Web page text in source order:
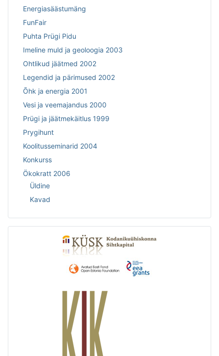
Energiasäästumäng
FunFair
Puhta Prügi Pidu
Imeline muld ja geoloogia 2003
Ohtlikud jäätmed 2002
Legendid ja pärimused 2002
Õhk ja energia 2001
Vesi ja veemajandus 2000
Prügi ja jäätmekäitlus 1999
Prygihunt
Koolitusseminarid 2004
Konkurss
Ökokratt 2006
Üldine
Kavad